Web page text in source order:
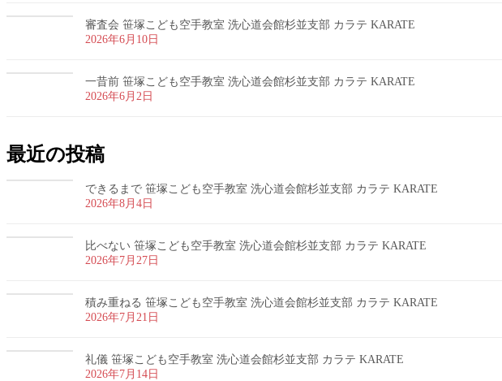
審査会 笹塚こども空手教室 洗心道会館杉並支部 カラテ KARATE
2026年6月10日
一昔前 笹塚こども空手教室 洗心道会館杉並支部 カラテ KARATE
2026年6月2日
最近の投稿
できるまで 笹塚こども空手教室 洗心道会館杉並支部 カラテ KARATE
2026年8月4日
比べない 笹塚こども空手教室 洗心道会館杉並支部 カラテ KARATE
2026年7月27日
積み重ねる 笹塚こども空手教室 洗心道会館杉並支部 カラテ KARATE
2026年7月21日
礼儀 笹塚こども空手教室 洗心道会館杉並支部 カラテ KARATE
2026年7月14日